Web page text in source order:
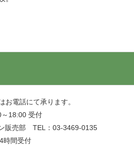
お電話にて承ります。
18:00 受付
販売部 TEL：03-3469-0135
時間受付